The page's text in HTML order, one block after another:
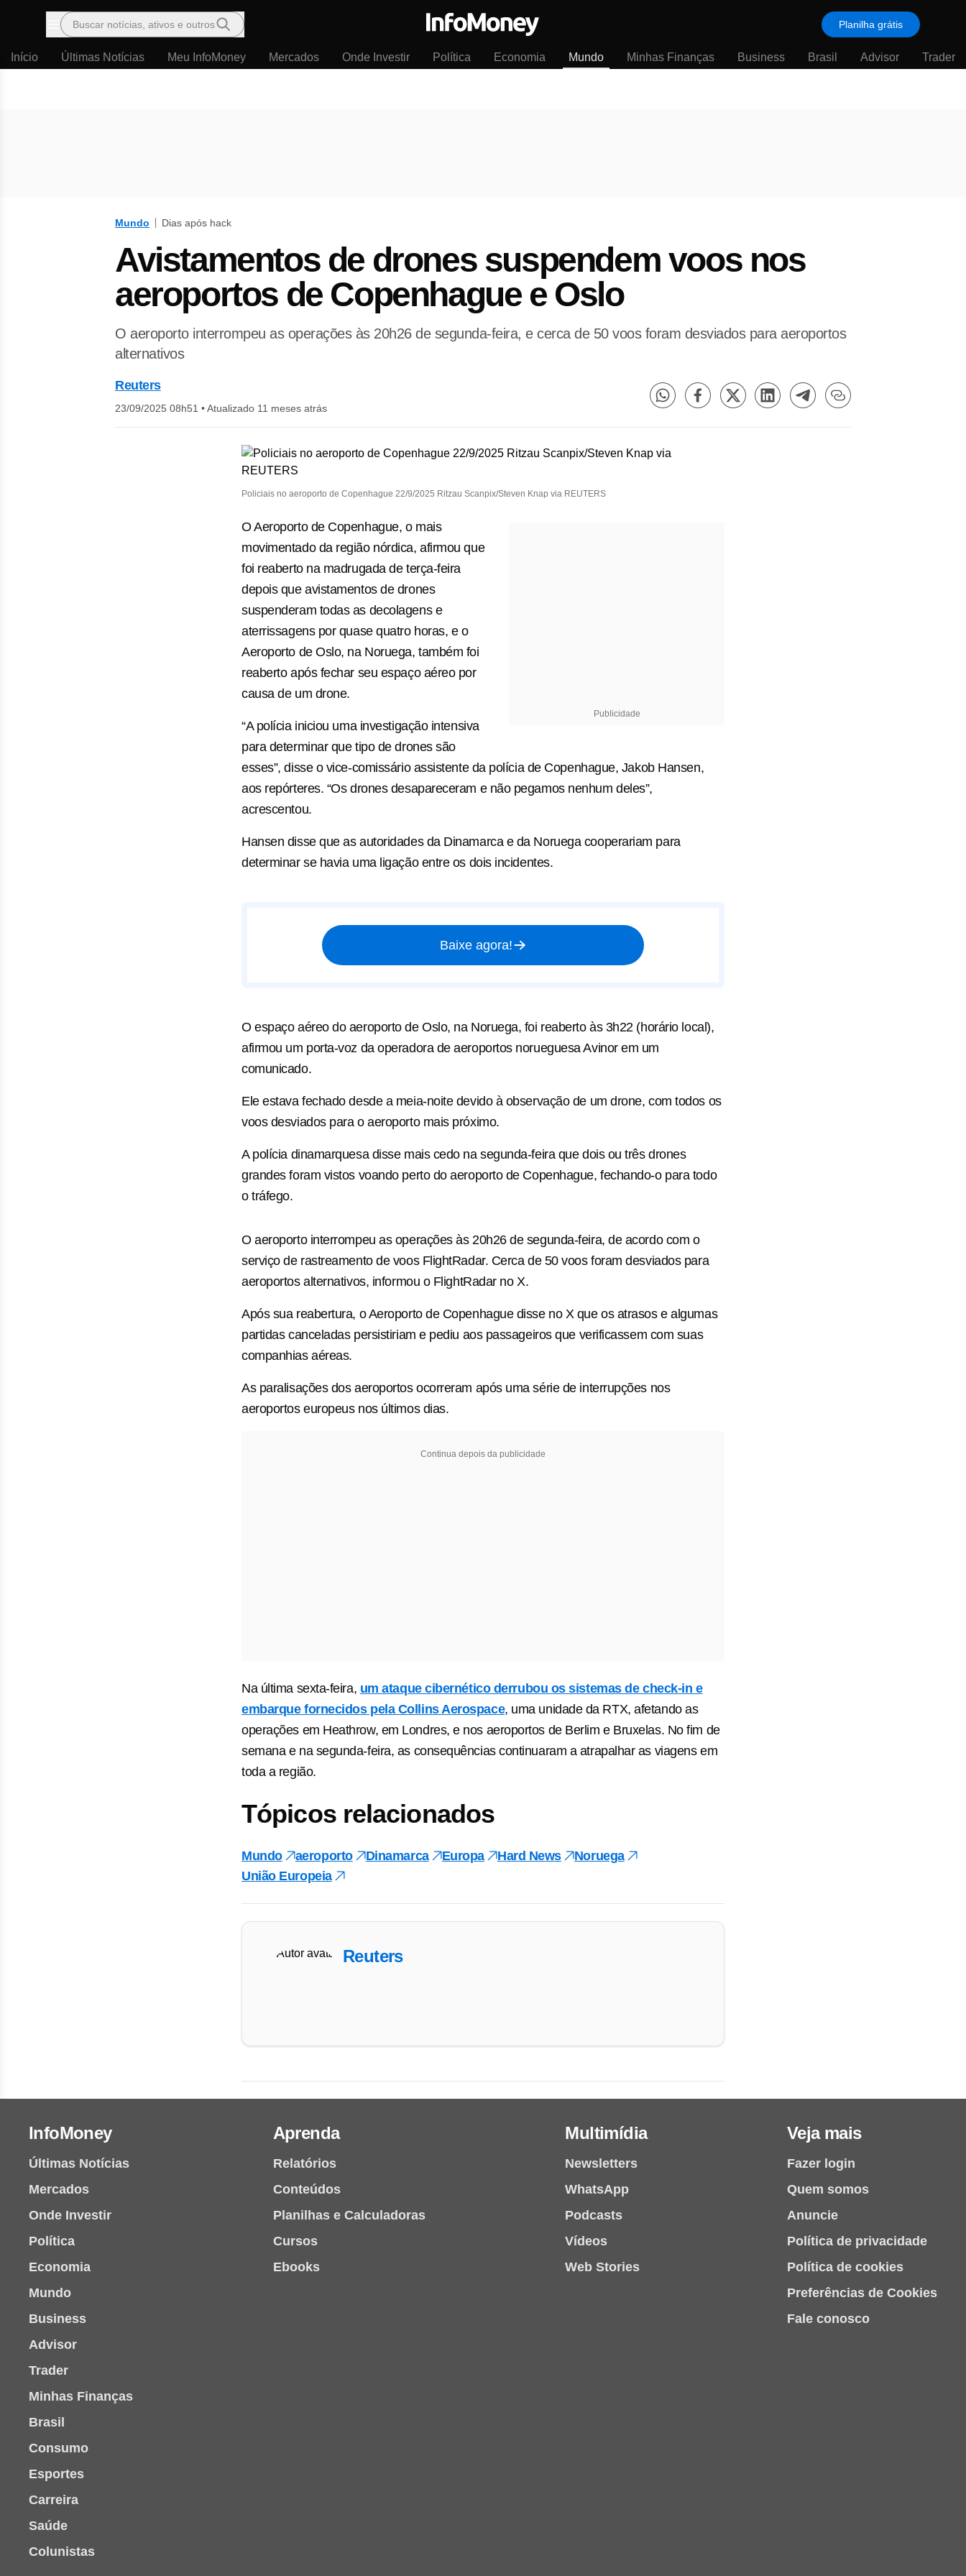
Menu
Buscar notícias, ativos e outros Planilha grátis
Início Últimas Notícias Meu InfoMoney Mercados Onde Investir Política Economia Mundo Minhas Finanças Business Brasil Advisor Trader
Mundo Dias após hack
Avistamentos de drones suspendem voos nos
aeroportos de Copenhague e Oslo
O aeroporto interrompeu as operações às 20h26 de segunda-feira, e cerca de 50 voos foram desviados para aeroportos
alternativos
Reuters
23/09/2025 08h51 •Atualizado 11 meses atrás
Policiais no aeroporto de Copenhague 22/9/2025 Ritzau Scanpix/Steven Knap via REUTERS
Publicidade
O Aeroporto de Copenhague, o mais
movimentado da região nórdica, afirmou que
foi reaberto na madrugada de terça-feira
depois que avistamentos de drones
suspenderam todas as decolagens e
aterrissagens por quase quatro horas, e o
Aeroporto de Oslo, na Noruega, também foi
reaberto após fechar seu espaço aéreo por
causa de um drone.
“A polícia iniciou uma investigação intensiva
para determinar que tipo de drones são
esses”, disse o vice-comissário assistente da polícia de Copenhague, Jakob Hansen,
aos repórteres. “Os drones desapareceram e não pegamos nenhum deles”,
acrescentou.
Hansen disse que as autoridades da Dinamarca e da Noruega cooperariam para
determinar se havia uma ligação entre os dois incidentes.
Baixe agora!
O espaço aéreo do aeroporto de Oslo, na Noruega, foi reaberto às 3h22 (horário local),
afirmou um porta-voz da operadora de aeroportos norueguesa Avinor em um
comunicado.
Ele estava fechado desde a meia-noite devido à observação de um drone, com todos os
voos desviados para o aeroporto mais próximo.
A polícia dinamarquesa disse mais cedo na segunda-feira que dois ou três drones
grandes foram vistos voando perto do aeroporto de Copenhague, fechando-o para todo
o tráfego.
O aeroporto interrompeu as operações às 20h26 de segunda-feira, de acordo com o
serviço de rastreamento de voos FlightRadar. Cerca de 50 voos foram desviados para
aeroportos alternativos, informou o FlightRadar no X.
Após sua reabertura, o Aeroporto de Copenhague disse no X que os atrasos e algumas
partidas canceladas persistiriam e pediu aos passageiros que verificassem com suas
companhias aéreas.
As paralisações dos aeroportos ocorreram após uma série de interrupções nos
aeroportos europeus nos últimos dias.
Continua depois da publicidade
Na última sexta-feira, um ataque cibernético derrubou os sistemas de check-in e
embarque fornecidos pela Collins Aerospace, uma unidade da RTX, afetando as
operações em Heathrow, em Londres, e nos aeroportos de Berlim e Bruxelas. No fim de
semana e na segunda-feira, as consequências continuaram a atrapalhar as viagens em
toda a região.
Tópicos relacionados
Mundo aeroporto Dinamarca Europa Hard News
Noruega
União Europeia
Reuters
InfoMoney
Últimas Notícias
Mercados
Onde Investir
Política
Economia
Mundo
Business
Advisor
Trader
Minhas Finanças
Brasil
Consumo
Esportes
Carreira
Saúde
Colunistas
Aprenda
Relatórios
Conteúdos
Planilhas e Calculadoras
Cursos
Ebooks
Multimídia
Newsletters
WhatsApp
Podcasts
Vídeos
Web Stories
Veja mais
Fazer login
Quem somos
Anuncie
Política de privacidade
Política de cookies
Preferências de Cookies
Fale conosco